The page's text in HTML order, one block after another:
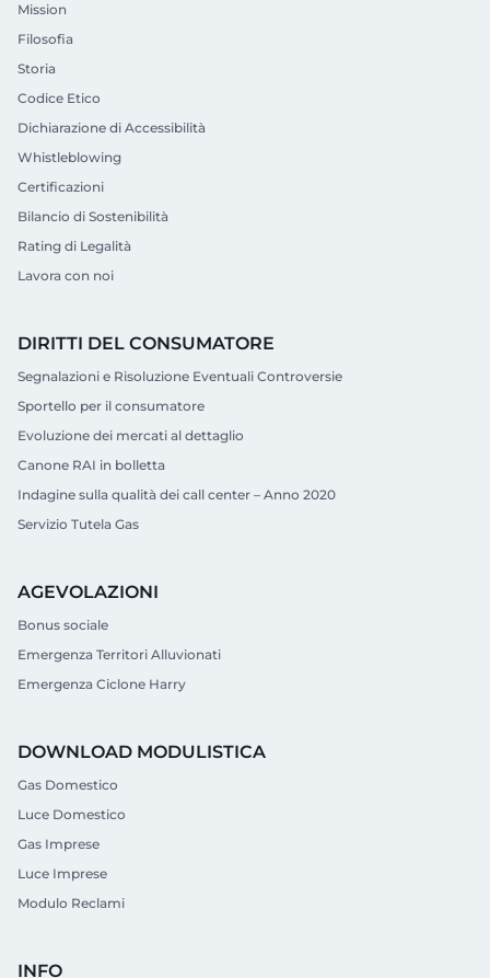
Mission
Filosofia
Storia
Codice Etico
Dichiarazione di Accessibilità
Whistleblowing
Certificazioni
Bilancio di Sostenibilità
Rating di Legalità
Lavora con noi
DIRITTI DEL CONSUMATORE
Segnalazioni e Risoluzione Eventuali Controversie
Sportello per il consumatore
Evoluzione dei mercati al dettaglio
Canone RAI in bolletta
Indagine sulla qualità dei call center – Anno 2020
Servizio Tutela Gas
AGEVOLAZIONI
Bonus sociale
Emergenza Territori Alluvionati
Emergenza Ciclone Harry
DOWNLOAD MODULISTICA
Gas Domestico
Luce Domestico
Gas Imprese
Luce Imprese
Modulo Reclami
INFO